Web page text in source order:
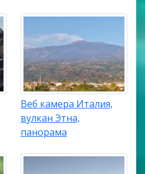
Веб камера Италия,
вулкан Этна,
панорама